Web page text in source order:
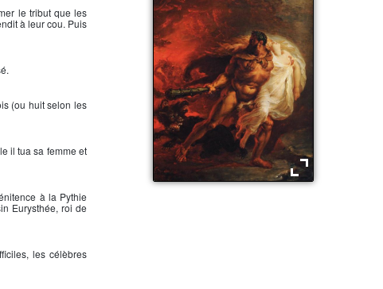
le tribut que les
à leur cou. Puis
(ou huit selon les
il tua sa femme et
à la Pythie
Eurysthée, roi de
les célèbres